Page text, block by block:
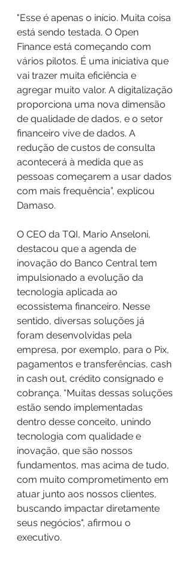
"Esse é apenas o início. Muita coisa
está sendo testada. O Open
Finance está começando com
vários pilotos. É uma iniciativa que
vai trazer muita eficiência e
agregar muito valor. A digitalização
proporciona uma nova dimensão
de qualidade de dados, e o setor
financeiro vive de dados. A
redução de custos de consulta
acontecerá à medida que as
pessoas começarem a usar dados
com mais frequência”, explicou
Damaso.
O CEO da TQI, Mario Anseloni,
destacou que a agenda de
inovação do Banco Central tem
impulsionado a evolução da
tecnologia aplicada ao
ecossistema financeiro. Nesse
sentido, diversas soluções já
foram desenvolvidas pela
empresa, por exemplo, para o Pix,
pagamentos e transferências, cash
in cash out, crédito consignado e
cobrança. “Muitas dessas soluções
estão sendo implementadas
dentro desse conceito, unindo
tecnologia com qualidade e
inovação, que são nossos
fundamentos, mas acima de tudo,
com muito comprometimento em
atuar junto aos nossos clientes,
buscando impactar diretamente
seus negócios", afirmou o
executivo.